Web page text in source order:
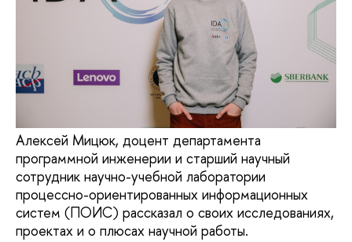
Алексей Мицюк, доцент департамента
программной инженерии и старший научный
сотрудник научно-учебной лаборатории
процессно-ориентированных информационных
систем (ПОИС) рассказал о своих исследованиях,
проектах и о плюсах научной работы.